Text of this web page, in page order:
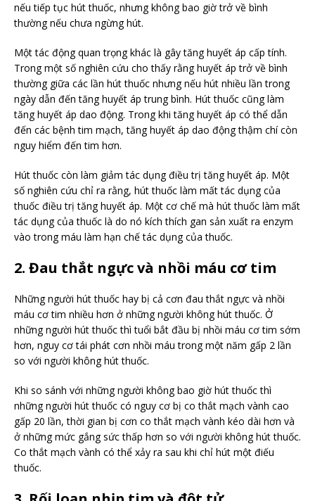
nếu tiếp tục hút thuốc, nhưng không bao giờ trở về bình
thường nếu chưa ngừng hút.
Một tác động quan trọng khác là gây tăng huyết áp cấp tính.
Trong một số nghiên cứu cho thấy rằng huyết áp trở về bình
thường giữa các lần hút thuốc nhưng nếu hút nhiều lần trong
ngày dẫn đến tăng huyết áp trung bình. Hút thuốc cũng làm
tăng huyết áp dao động. Trong khi tăng huyết áp có thể dẫn
đến các bệnh tim mạch, tăng huyết áp dao động thậm chí còn
nguy hiểm đến tim hơn.
Hút thuốc còn làm giảm tác dụng điều trị tăng huyết áp. Một
số nghiên cứu chỉ ra rằng, hút thuốc làm mất tác dụng của
thuốc điều trị tăng huyết áp. Một cơ chế mà hút thuốc làm mất
tác dụng của thuốc là do nó kích thích gan sản xuất ra enzym
vào trong máu làm hạn chế tác dụng của thuốc.
2. Đau thắt ngực và nhồi máu cơ tim
Những người hút thuốc hay bị cả cơn đau thắt ngực và nhồi
máu cơ tim nhiều hơn ở những người không hút thuốc. Ở
những người hút thuốc thì tuổi bắt đầu bị nhồi máu cơ tim sớm
hơn, nguy cơ tái phát cơn nhồi máu trong một năm gấp 2 lần
so với người không hút thuốc.
Khi so sánh với những người không bao giờ hút thuốc thì
những người hút thuốc có nguy cơ bị co thắt mạch vành cao
gấp 20 lần, thời gian bị cơn co thắt mạch vành kéo dài hơn và
ở những mức gắng sức thấp hơn so với người không hút thuốc.
Co thắt mạch vành có thể xảy ra sau khi chỉ hút một điếu
thuốc.